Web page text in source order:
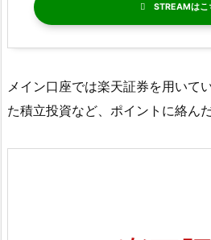
STREAM
メイン口座では楽天証券を用いて
た積立投資など、ポイントに絡ん